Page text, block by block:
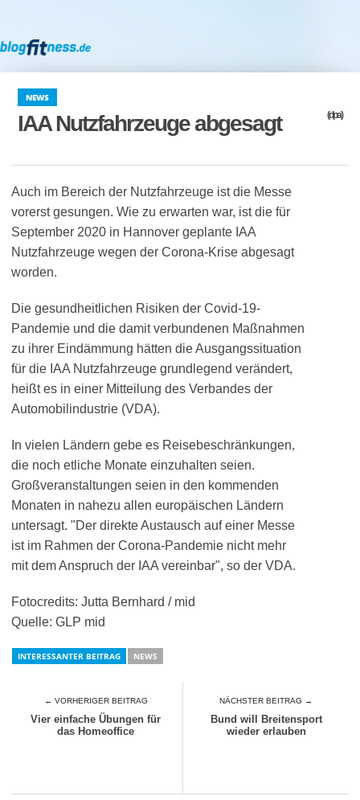
NEWS
IAA Nutzfahrzeuge abgesagt (dpa)
Auch im Bereich der Nutzfahrzeuge ist die Messe
vorerst gesungen. Wie zu erwarten war, ist die für
September 2020 in Hannover geplante IAA
Nutzfahrzeuge wegen der Corona-Krise abgesagt
worden.
Die gesundheitlichen Risiken der Covid-19-
Pandemie und die damit verbundenen Maßnahmen
zu ihrer Eindämmung hätten die Ausgangssituation
für die IAA Nutzfahrzeuge grundlegend verändert,
heißt es in einer Mitteilung des Verbandes der
Automobilindustrie (VDA).
In vielen Ländern gebe es Reisebeschränkungen,
die noch etliche Monate einzuhalten seien.
Großveranstaltungen seien in den kommenden
Monaten in nahezu allen europäischen Ländern
untersagt. "Der direkte Austausch auf einer Messe
ist im Rahmen der Corona-Pandemie nicht mehr
mit dem Anspruch der IAA vereinbar", so der VDA.
Fotocredits: Jutta Bernhard / mid
Quelle: GLP mid
INTERESSANTER BEITRAG NEWS
← VORHERIGER BEITRAG
Vier einfache Übungen für
das Homeoffice
NÄCHSTER BEITRAG →
Bund will Breitensport
wieder erlauben